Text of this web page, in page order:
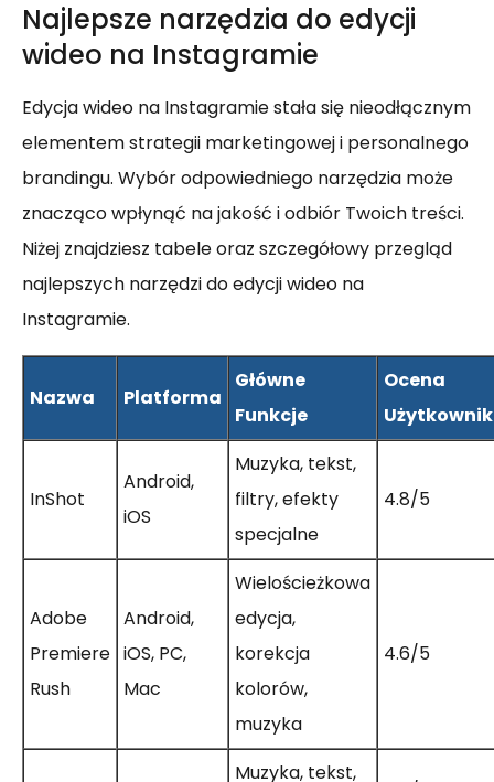
Najlepsze narzędzia do edycji
wideo na Instagramie
Edycja wideo na Instagramie stała się nieodłącznym
elementem strategii marketingowej i personalnego
brandingu. Wybór odpowiedniego narzędzia może
znacząco wpłynąć na jakość i odbiór Twoich treści.
Niżej znajdziesz tabele oraz szczegółowy przegląd
najlepszych narzędzi do edycji wideo na
Instagramie.
Nazwa Platforma
Główne
Funkcje
Ocena
InShot
Android,
iOS
Muzyka, tekst,
filtry, efekty
specjalne
4.8/5
Adobe
Premiere
Rush
Android,
iOS, PC,
Mac
Wielościeżkowa
edycja,
korekcja
kolorów,
muzyka
4.6/5
Muzyka, tekst,